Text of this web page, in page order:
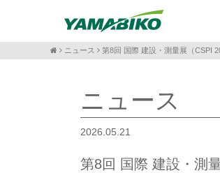
ニュース 第8回 国際 建設・測量展（CSPI
ニュース
2026.05.21
第8回 国際 建設・測